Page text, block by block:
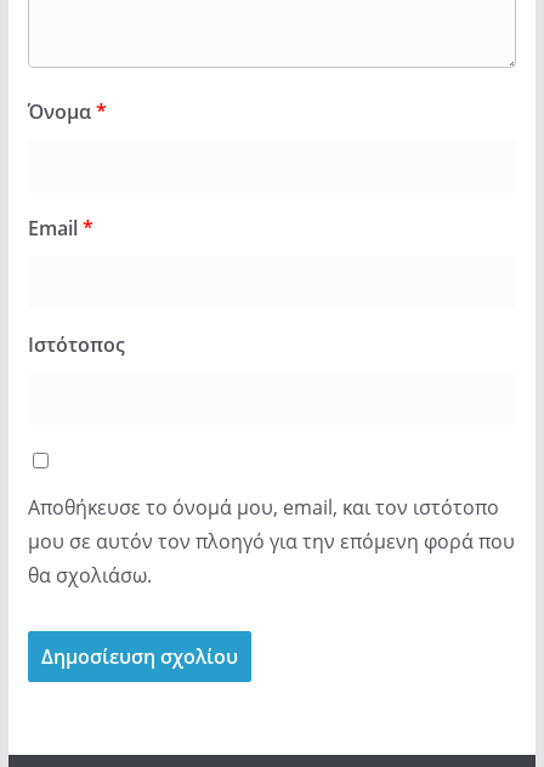
Όνομα*
Email*
Ιστότοπος
Αποθήκευσε το όνομά μου, email, και τον ιστότοπο
μου σε αυτόν τον πλοηγό για την επόμενη φορά που
θα σχολιάσω.